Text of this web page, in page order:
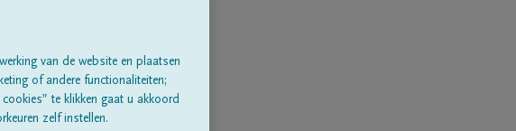
dela'
van de website en plaatsen
of andere functionaliteiten;
te klikken gaat u akkoord
zelf instellen.